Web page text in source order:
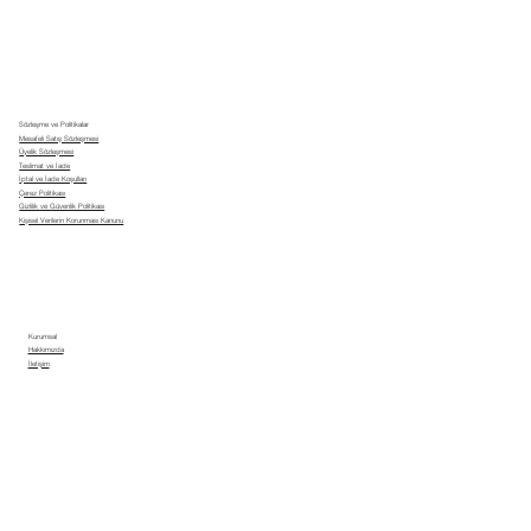
Sözleşme ve Politikalar
Mesafeli Satış Sözleşmesi
Üyelik Sözleşmesi
Teslimat ve İade
İptal ve İade Koşulları
Çerez Politikası
Kişisel Verilerin Korunması Kanunu
Gizlilik ve Güvenlik Politikası
Kurumsal
Hakkımızda
İletişim